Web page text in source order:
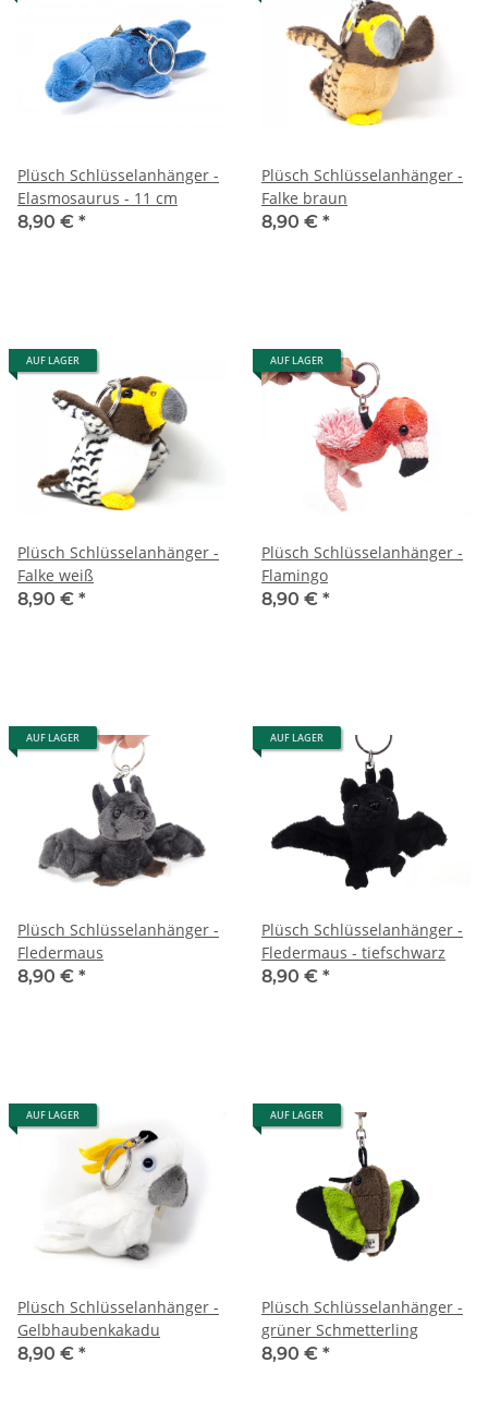
Plüsch Schlüsselanhänger -
Elasmosaurus - 11 cm
8,90 € *
Plüsch Schlüsselanhänger -
Falke braun
8,90 € *
AUF LAGER
Plüsch Schlüsselanhänger -
Falke weiß
8,90 € *
AUF LAGER
Plüsch Schlüsselanhänger -
Flamingo
8,90 € *
AUF LAGER
Plüsch Schlüsselanhänger -
Fledermaus
8,90 € *
AUF LAGER
Plüsch Schlüsselanhänger -
Fledermaus - tiefschwarz
8,90 € *
AUF LAGER
Plüsch Schlüsselanhänger -
Gelbhaubenkakadu
8,90 € *
AUF LAGER
Plüsch Schlüsselanhänger -
grüner Schmetterling
8,90 € *